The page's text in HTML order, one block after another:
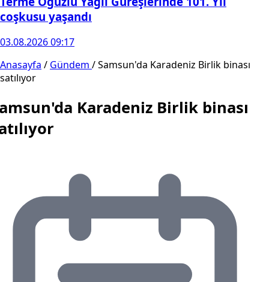
coşkusu yaşandı
03.08.2026 09:17
Anasayfa / Gündem /Samsun'da Karadeniz Birlik binası
satılıyor
Karadeniz Birlik binası